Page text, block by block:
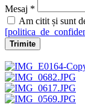
Mesaj *
Am citit și sunt
Trimite